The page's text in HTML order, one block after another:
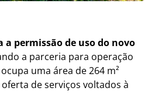
a permissão de uso do novo
a parceria para operação
uma área de 264 m²
de serviços voltados à